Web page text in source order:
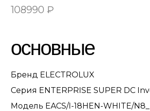
108990₽
основные
Бренд ELECTROLUX
Серия ENTERPRISE SUPER DC
Модель EACS/I-18HEN-WHITE/